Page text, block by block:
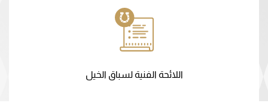
اللائحة الفنية لسباق الخيل